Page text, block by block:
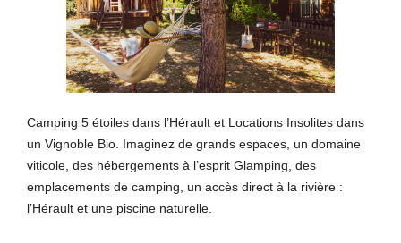
Camping 5 étoiles dans l’Hérault et Locations Insolites dans
un Vignoble Bio. Imaginez de grands espaces, un domaine
viticole, des hébergements à l’esprit Glamping, des
emplacements de camping, un accès direct à la rivière :
l’Hérault et une piscine naturelle.